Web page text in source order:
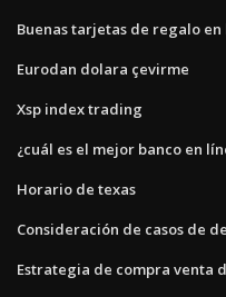
Buenas tarjetas de regalo en
Eurodan dolara çevirme
Xsp index trading
¿cuál es el mejor banco en
Horario de texas
Consideración de casos de
Estrategia de compra venta